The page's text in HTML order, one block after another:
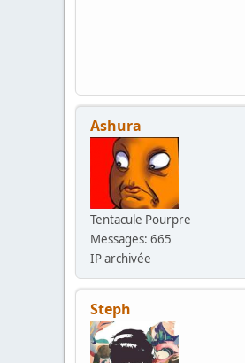
Ashura
Tentacule Pourpre
Messages: 665
IP archivée
Steph